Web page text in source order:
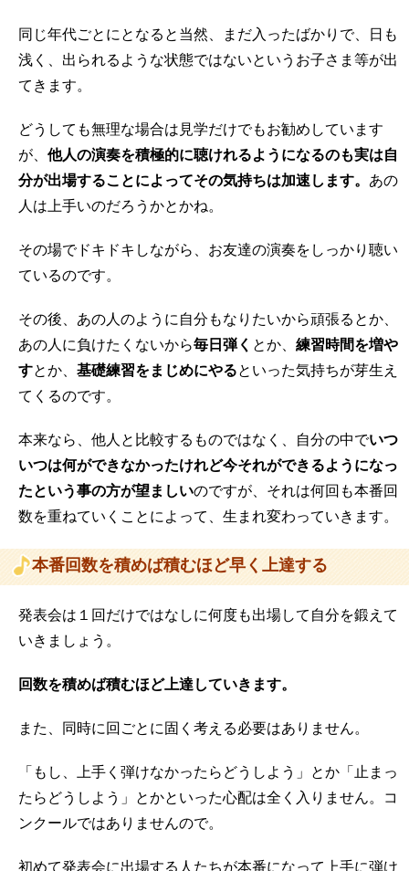
同じ年代ごとにとなると当然、まだ入ったばかりで、日も
浅く、出られるような状態ではないというお子さま等が出
てきます。
どうしても無理な場合は見学だけでもお勧めしています
が、 他人の演奏を積極的に聴けれるようになるのも実は自
分が出場することによってその気持ちは加速します。 あの
人は上手いのだろうかとかね。
その場でドキドキしながら、お友達の演奏をしっかり聴い
ているのです。
その後、あの人のように自分もなりたいから頑張るとか、
あの人に負けたくないから毎日弾く とか、 練習時間を増や
すとか、 基礎練習をまじめにやるといった気持ちが芽生え
てくるのです。
本来なら、他人と比較するものではなく、自分の中でいつ
いつは何ができなかったけれど今それができるようになっ
たという事の方が望ましいのですが、それは何回も本番回
数を重ねていくことによって、生まれ変わっていきます。
本番回数を積めば積むほど早く上達する
発表会は１回だけではなしに何度も出場して自分を鍛えて
いきましょう。
回数を積めば積むほど上達していきます。
また、同時に回ごとに固く考える必要はありません。
「もし、上手く弾けなかったらどうしよう」とか「止まっ
たらどうしよう」とかといった心配は全く入りません。
コ
ンクールではありませんので。
初めて発表会に出場する人たちが本番になって上手に弾け